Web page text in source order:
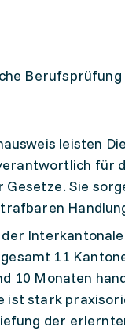
Berufsprüfung
leisten
für
Sie
11
10 Monaten
ist stark
der